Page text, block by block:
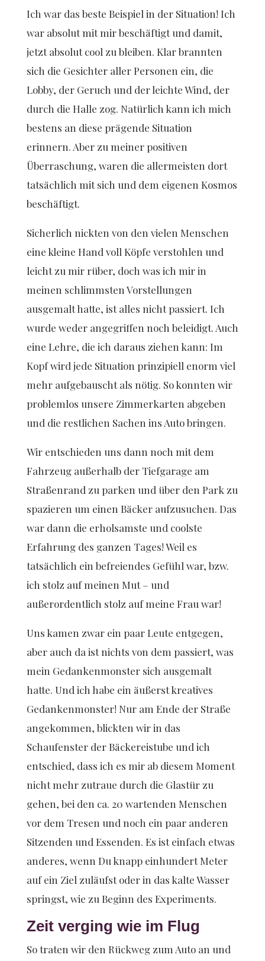
Ich war das beste Beispiel in der Situation! Ich
war absolut mit mir beschäftigt und damit,
jetzt absolut cool zu bleiben. Klar brannten
sich die Gesichter aller Personen ein, die
Lobby, der Geruch und der leichte Wind, der
durch die Halle zog. Natürlich kann ich mich
bestens an diese prägende Situation
erinnern. Aber zu meiner positiven
Überraschung, waren die allermeisten dort
tatsächlich mit sich und dem eigenen Kosmos
beschäftigt.
Sicherlich nickten von den vielen Menschen
eine kleine Hand voll Köpfe verstohlen und
leicht zu mir rüber, doch was ich mir in
meinen schlimmsten Vorstellungen
ausgemalt hatte, ist alles nicht passiert. Ich
wurde weder angegriffen noch beleidigt. Auch
eine Lehre, die ich daraus ziehen kann: Im
Kopf wird jede Situation prinzipiell enorm viel
mehr aufgebauscht als nötig. So konnten wir
problemlos unsere Zimmerkarten abgeben
und die restlichen Sachen ins Auto bringen.
Wir entschieden uns dann noch mit dem
Fahrzeug außerhalb der Tiefgarage am
Straßenrand zu parken und über den Park zu
spazieren um einen Bäcker aufzusuchen. Das
war dann die erholsamste und coolste
Erfahrung des ganzen Tages! Weil es
tatsächlich ein befreiendes Gefühl war, bzw.
ich stolz auf meinen Mut – und
außerordentlich stolz auf meine Frau war!
Uns kamen zwar ein paar Leute entgegen,
aber auch da ist nichts von dem passiert, was
mein Gedankenmonster sich ausgemalt
hatte. Und ich habe ein äußerst kreatives
Gedankenmonster! Nur am Ende der Straße
angekommen, blickten wir in das
Schaufenster der Bäckereistube und ich
entschied, dass ich es mir ab diesem Moment
nicht mehr zutraue durch die Glastür zu
gehen, bei den ca. 20 wartenden Menschen
vor dem Tresen und noch ein paar anderen
Sitzenden und Essenden. Es ist einfach etwas
anderes, wenn Du knapp einhundert Meter
auf ein Ziel zuläufst oder in das kalte Wasser
springst, wie zu Beginn des Experiments.
Zeit verging wie im Flug
So traten wir den Rückweg zum Auto an und